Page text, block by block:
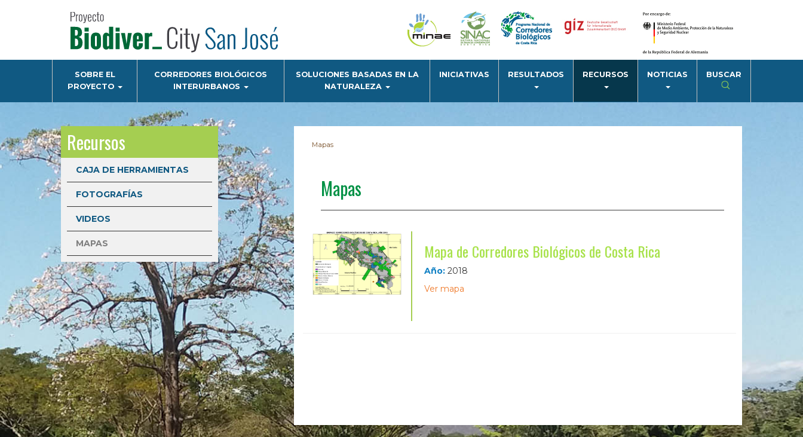
Navegación
principal
SOBRE EL
PROYECTO
CORREDORES BIOLÓGICOS
INTERURBANOS
SOLUCIONES BASADAS EN LA
NATURALEZA
INICIATIVAS RESULTADOS RECURSOS NOTICIAS BUSCAR
Recursos
CAJA DE HERRAMIENTAS
FOTOGRAFÍAS
VIDEOS
MAPAS
Mapas
Mapas
Mapa de Corredores Biológicos de Costa Rica
Año:2018
Ver mapa